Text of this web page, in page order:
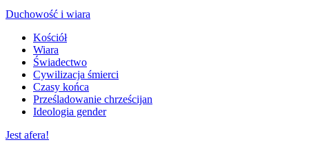
Duchowość i wiara
Kościół
Wiara
Świadectwo
Cywilizacja śmierci
Czasy końca
Prześladowanie chrześcijan
Ideologia gender
Jest afera!